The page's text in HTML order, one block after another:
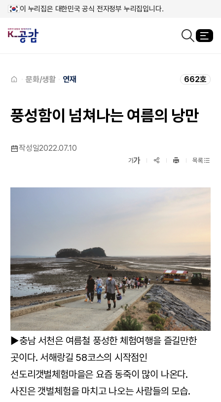
이 누리집은 대한민국 공식 전자정부 누리집입니다.
문화/생활 연재 662호
풍성함이 넘쳐나는 여름의 낭만
작성일2022.07.10
가축소보기
가확대보기SNS공유
프린트
목록
▶충남 서천은 여름철 풍성한 체험여행을 즐길만한
곳이다. 서해랑길 58코스의 시작점인
선도리갯벌체험마을은 요즘 동죽이 많이 나온다.
사진은 갯벌체험을 마치고 나오는 사람들의 모습.